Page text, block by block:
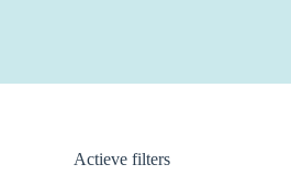
Actieve filters